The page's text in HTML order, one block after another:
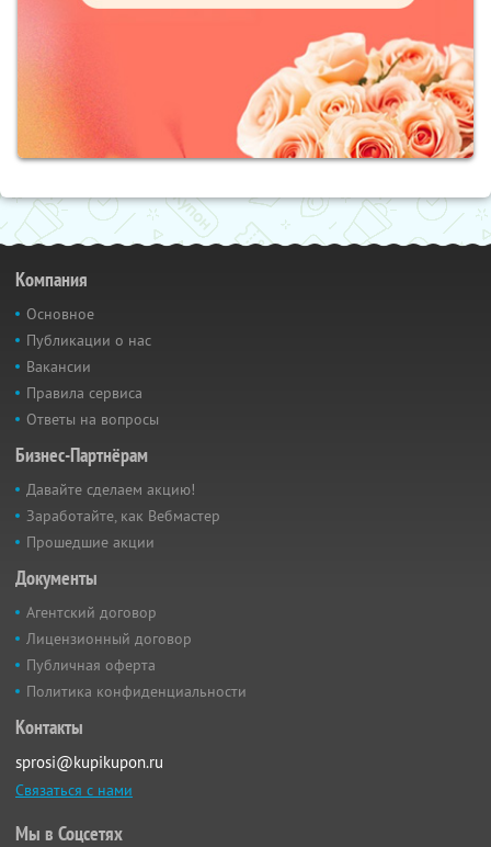
Компания
Основное
Публикации о нас
Вакансии
Правила сервиса
Ответы на вопросы
Бизнес-Партнёрам
Давайте сделаем акцию!
Заработайте, как Вебмастер
Прошедшие акции
Документы
Агентский договор
Лицензионный договор
Публичная оферта
Политика конфиденциальности
Контакты
sprosi@kupikupon.ru
Связаться с нами
Мы в Соцсетях